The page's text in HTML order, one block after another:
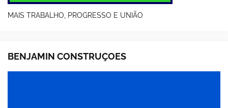
MAIS TRABALHO, PROGRESSO E UNIÃO
BENJAMIN CONSTRUÇOES